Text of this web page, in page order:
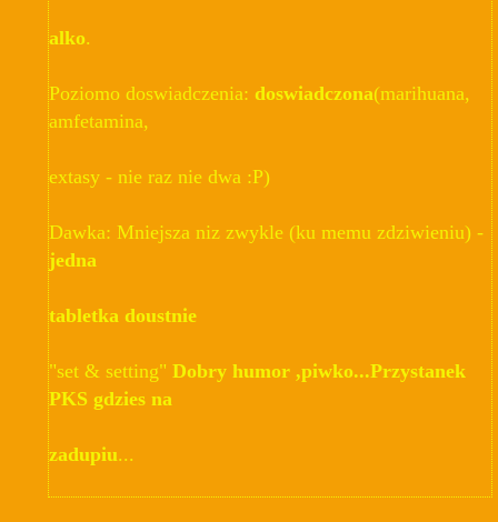
alko.
Poziomo doswiadczenia: doswiadczona(marihuana,
amfetamina,
extasy - nie raz nie dwa :P)
Dawka: Mniejsza niz zwykle (ku memu zdziwieniu) -
jedna
tabletka doustnie
"set & setting" Dobry humor ,piwko...Przystanek
PKS gdzies na
zadupiu...